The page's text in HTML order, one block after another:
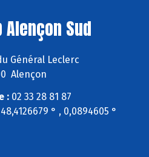
Alençon Sud
Général Leclerc
Alençon
: 02 33 28 81 87
48,4126679 ° , 0,0894605 °